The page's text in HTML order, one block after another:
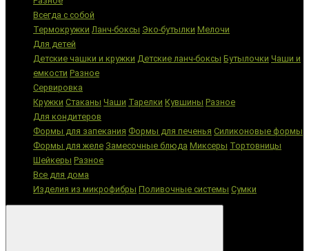
Всегда с собой
Термокружки Ланч-боксы Эко-бутылки Мелочи
Для детей
Детские чашки и кружки Детские ланч-боксы Бутылочки Чаши и
емкости Разное
Сервировка
Кружки Стаканы Чаши Тарелки Кувшины Разное
Для кондитеров
Формы для запекания Формы для печенья Силиконовые формы
Формы для желе Замесочные блюда Миксеры Тортовницы
Шейкеры Разное
Все для дома
Изделия из микрофибры Поливочные системы Сумки